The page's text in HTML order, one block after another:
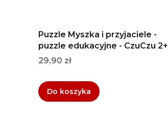
Puzzle Myszka i przyjaciele -
puzzle edukacyjne - CzuCzu 2+
Cena
29,90 zł
Do koszyka